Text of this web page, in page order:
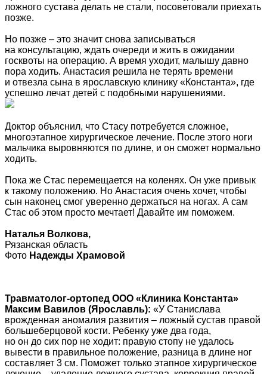
ложного сустава делать не стали, посоветовали приехать
позже.
Но позже – это значит снова записываться
на консультацию, ждать очереди и жить в ожидании
госквоты на операцию. А время уходит, малышу давно
пора ходить. Анастасия решила не терять времени
и отвезла сына в ярославскую клинику «Константа», где
успешно лечат детей с подобными нарушениями.
Доктор объяснил, что Стасу потребуется сложное,
многоэтапное хирургическое лечение. После этого ноги
мальчика выровняются по длине, и он сможет нормально
ходить.
Пока же Стас перемещается на коленях. Он уже привык
к такому положению. Но Анастасия очень хочет, чтобы
сын наконец смог уверенно держаться на ногах. А сам
Стас об этом просто мечтает! Давайте им поможем.
Наталья Волкова,
Рязанская область
Фото Надежды Храмовой
Травматолог-ортопед ООО «Клиника Константа»
Максим Вавилов (Ярославль): «У Станислава
врожденная аномалия развития – ложный сустав правой
большеберцовой кости. Ребенку уже два года,
но он до сих пор не ходит: правую стопу не удалось
вывести в правильное положение, разница в длине ног
составляет 3 см. Поможет только этапное хирургическое